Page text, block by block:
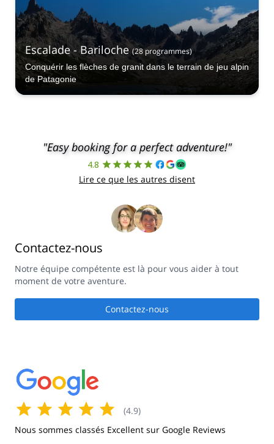
Escalade - Bariloche (28 programmes)
Conquérir les flèches de granit dans le terrain de jeu alpin
de Patagonie
"Easy booking for a perfect adventure!"
4.8
Lire ce que les autres disent
Contactez-nous
Notre équipe compétente est là pour vous aider à tout
moment de votre aventure.
Contactez-nous
(4.9)
Nous sommes classés Excellent sur Google Reviews